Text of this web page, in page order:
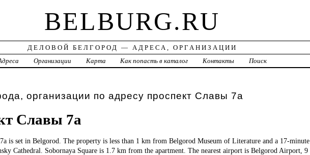
BELBURG.RU
ДЕЛОВОЙ БЕЛГОРОД — АДРЕСА, ОРГАНИЗАЦИИ
Организации Карта Как попасть в каталог Контакты Поиск
организации по адресу проспект Славы 7а
Славы 7а
7а is set in Belgorod. The property is less than 1 km from Belgorod Museum of Literature and a 17-minute
Cathedral. Sobornaya Square is 1.7 km from the apartment. The nearest airport is Belgorod Airport, 9